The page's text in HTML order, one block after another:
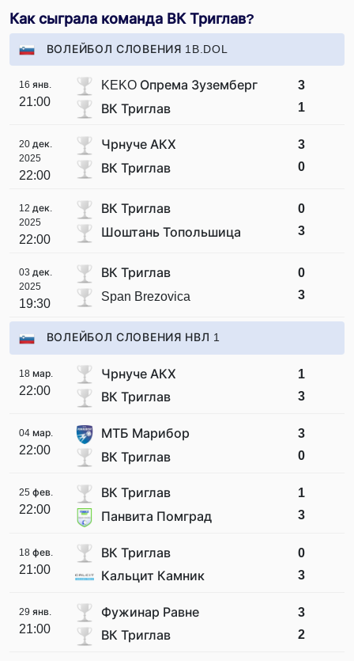
Как сыграла команда ВК Триглав?
ВОЛЕЙБОЛ СЛОВЕНИЯ 1B.DOL
16 янв.
21:00
KEKO Опрема Зуземберг
ВК Триглав
3
1
20 дек.
2025
22:00
Чрнуче АКХ
ВК Триглав
3
0
12 дек.
2025
22:00
ВК Триглав
Шоштань Топольшица
0
3
03 дек.
2025
19:30
ВК Триглав
Span Brezovica
0
3
ВОЛЕЙБОЛ СЛОВЕНИЯ НВЛ 1
18 мар.
22:00
Чрнуче АКХ
ВК Триглав
1
3
04 мар.
22:00
МТБ Марибор
ВК Триглав
3
0
25 фев.
22:00
ВК Триглав
Панвита Помград
1
3
18 фев.
21:00
ВК Триглав
Кальцит Камник
0
3
29 янв.
21:00
Фужинар Равне
ВК Триглав
3
2